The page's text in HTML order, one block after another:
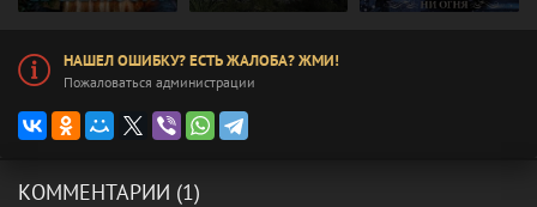
НАШЕЛ ОШИБКУ? ЕСТЬ ЖАЛОБА? ЖМИ!
Пожаловаться администрации
КОММЕНТАРИИ (1)